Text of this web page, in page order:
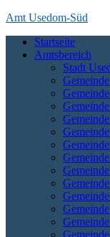
Skip
content
Amt Usedom-Süd
Das Amt Usedom-
auf der Insel
Nordwesten bis an
Osten und die
Startseite
Amtsbereich
Stadt